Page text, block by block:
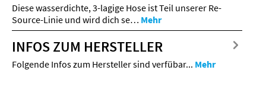
Diese wasserdichte, 3-lagige Hose ist Teil unserer Re-
Source-Linie und wird dich se… Mehr
INFOS ZUM HERSTELLER
Folgende Infos zum Hersteller sind verfübar... Mehr